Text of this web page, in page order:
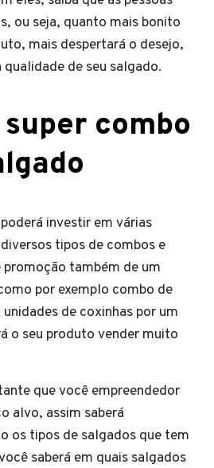
ou seja, quanto mais bonito
mais despertará o desejo,
qualidade de seu salgado.
combo
investir em várias
tipos de combos e
também de um
por exemplo combo de
de coxinhas por um
o seu produto vender muito
que você empreendedor
alvo, assim saberá
os tipos de salgados que tem
saberá em quais salgados